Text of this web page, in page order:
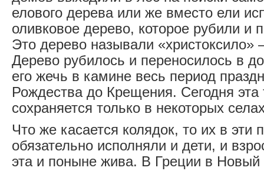
елового дерева или же вместо ели
оливковое дерево, которое рубили и
Это дерево называли
Дерево рубилось и переносилось в
его жечь в камине весь период
Рождества до Крещения. Сегодня эта
сохраняется только в некоторых
Что же касается колядок, то их в эти
обязательно исполняли и дети, и
эта и поныне жива. В Греции в Новый